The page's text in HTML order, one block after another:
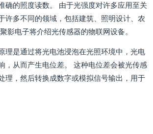
确的照度读数。 由于光强度对许多应用至关
许多不同的领域，包括建筑、照明设计、农
影电子将介绍光传感器的物联网设备。
理是通过将光电池浸泡在光照环境中，光电
，从而产生电位差。 这种电位差会被光传感
理，然后转换成数字或模拟信号输出，用于